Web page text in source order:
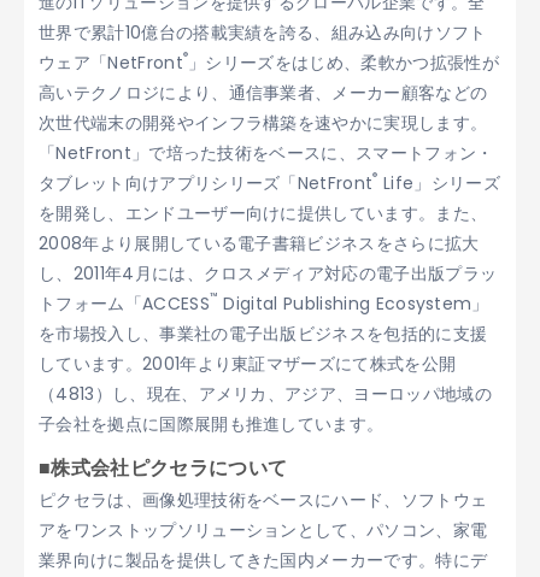
世界で累計10億台の搭載実績を誇る、組み込み向けソフト
ウェア「NetFront®」シリーズをはじめ、柔軟かつ拡張性が
高いテクノロジにより、通信事業者、メーカー顧客などの
次世代端末の開発やインフラ構築を速やかに実現します。
「NetFront」で培った技術をベースに、スマートフォン・
タブレット向けアプリシリーズ「NetFront® Life」シリーズ
を開発し、エンドユーザー向けに提供しています。また、
2008年より展開している電子書籍ビジネスをさらに拡大
し、2011年4月には、クロスメディア対応の電子出版プラッ
トフォーム「ACCESS™ Digital Publishing Ecosystem」
を市場投入し、事業社の電子出版ビジネスを包括的に支援
しています。2001年より東証マザーズにて株式を公開
（4813）し、現在、アメリカ、アジア、ヨーロッパ地域の
子会社を拠点に国際展開も推進しています。
■株式会社ピクセラについて
ピクセラは、画像処理技術をベースにハード、ソフトウェ
アをワンストップソリューションとして、パソコン、家電
業界向けに製品を提供してきた国内メーカーです。特にデ